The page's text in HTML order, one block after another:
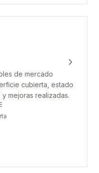
de mercado
cubierta, estado
mejoras realizadas.